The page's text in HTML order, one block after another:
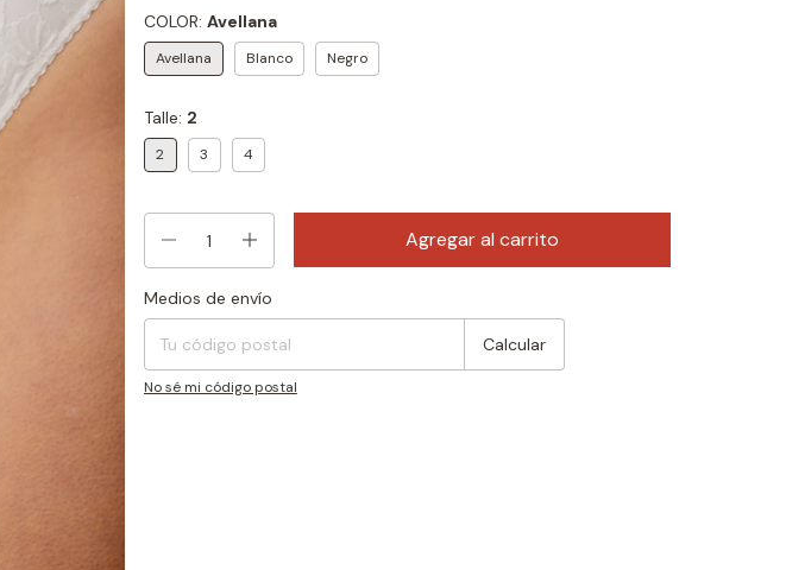
COLOR: Avellana
Avellana Blanco Negro
Talle: 2
2 3 4
Entregas para el CP:
Medios de envío
Calcular
No sé mi código postal